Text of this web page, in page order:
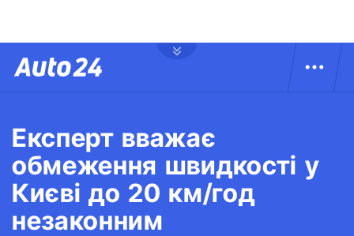
Експерт вважає
обмеження швидкості у
Києві до 20 км/год
незаконним